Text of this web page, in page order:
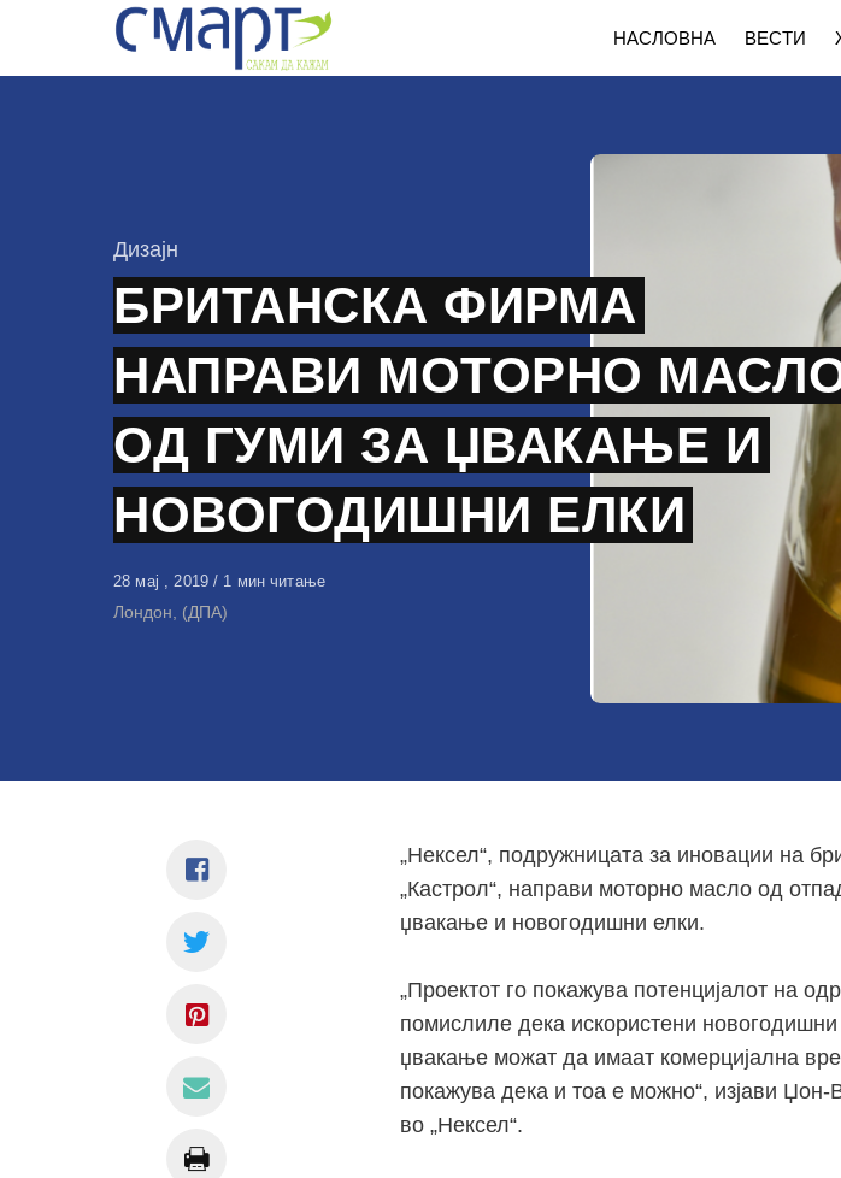
НАСЛОВНА ВЕСТИ
КАтегорија
Дизајн
БРИТАНСКА ФИРМА
НАПРАВИ МОТОРНО
ОД ГУМИ ЗА ЏВАКАЊЕ И
НОВОГОДИШНИ ЕЛКИ
Објавено
на
28 мај , 2019 1 мин читање
Лондон, (ДПА)
„Нексел“, подружницата за иновации на
„Кастрол“, направи моторно масло од
џвакање и новогодишни елки.
„Проектот го покажува потенцијалот на
помислиле дека искористени
џвакање можат да имаат комерцијална
покажува дека и тоа е можно“, изјави
во „Нексел“.